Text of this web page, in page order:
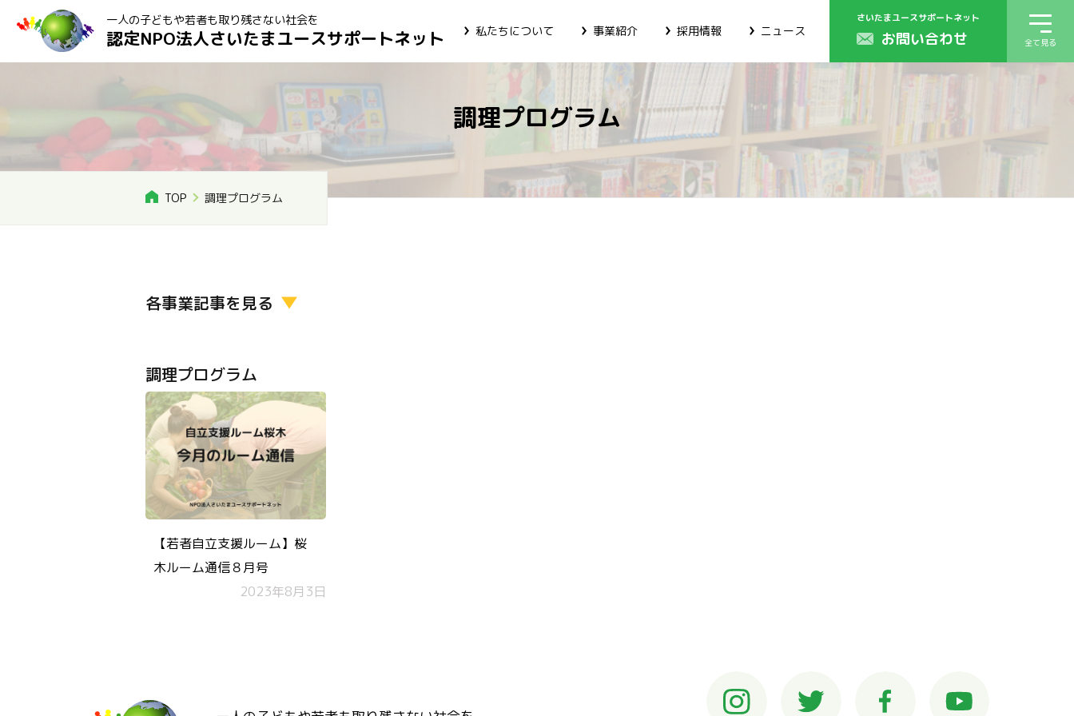
一人の子どもや若者も取り残さない社会を
認定NPO法人さいたまユースサポートネット 私たちについて 事業紹介 採用情報 ニュース
さいたまユースサポートネット
お問い合わせ 全て見る
調理プログラム
TOP 調理プログラム
各事業記事を見る
調理プログラム
【若者自立支援ルーム】桜
木ルーム通信８月号
2023年8月3日